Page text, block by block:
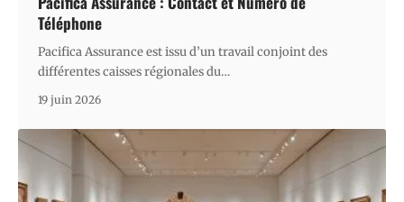
Téléphone
Pacifica Assurance est issu d’un travail conjoint des
différentes caisses régionales du…
19 juin 2026